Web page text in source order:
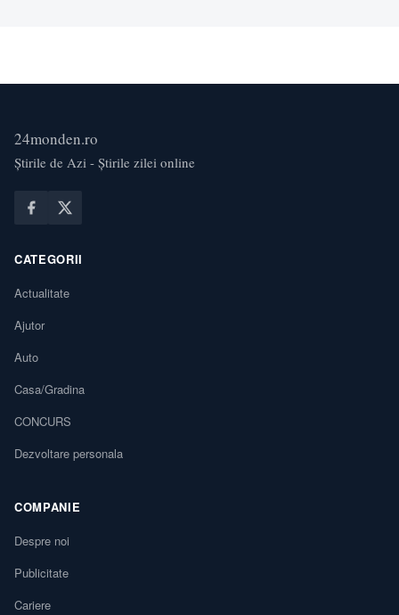
24monden.ro
Știrile de Azi - Știrile zilei online
CATEGORII
Actualitate
Ajutor
Auto
Casa/Gradina
CONCURS
Dezvoltare personala
COMPANIE
Despre noi
Publicitate
Cariere